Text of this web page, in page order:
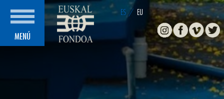
MENÚ
ES / EU
InstagramFacebook
Vimeo